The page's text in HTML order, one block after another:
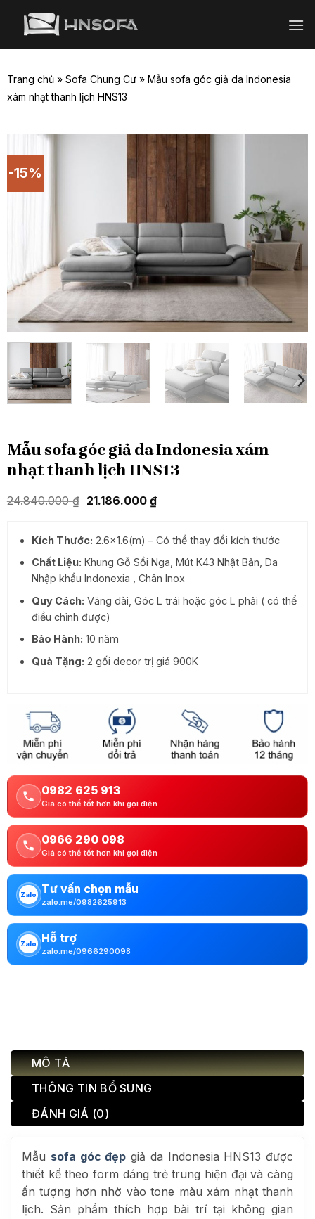
Trang chủ» Sofa Chung Cư» Mẫu sofa góc giả da Indonesia
xám nhạt thanh lịch HNS13
-15%
Mẫu sofa góc giả da Indonesia xám
nhạt thanh lịch HNS13
24.840.000₫ Giá
24.840.000 ₫.
21.186.000 ₫Giá
hiện
là:
21.186.000 ₫.
Kích Thước: 2.6×1.6(m) – Có thể thay đổi kích thước
Chất Liệu: Khung Gỗ Sồi Nga, Mút K43 Nhật Bản, Da
Nhập khẩu Indonexia , Chân Inox
Quy Cách: Văng dài, Góc L trái hoặc góc L phải ( có thể
điều chỉnh được)
Bảo Hành: 10 năm
Quà Tặng: 2 gối decor trị giá 900K
0982 625 913
Giá có thể tốt hơn khi gọi điện
0966 290 098
Giá có thể tốt hơn khi gọi điện
Zalo Tư vấn chọn mẫu
zalo.me/0982625913
Zalo Hỗ trợ
zalo.me/0966290098
MÔ TẢ
THÔNG TIN BỔ SUNG
ĐÁNH GIÁ (0)
Mẫu sofa góc đẹp giả da Indonesia HNS13 được
thiết kế theo form dáng trẻ trung hiện đại và càng
ấn tượng hơn nhờ vào tone màu xám nhạt thanh
lịch. Sản phẩm thích hợp bài trí tại không gian